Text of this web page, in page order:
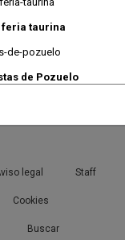
feria taurina
de Pozuelo
legal Staff
Cookies
Buscar